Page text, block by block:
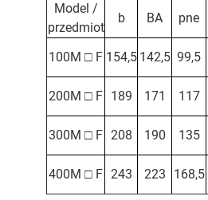
Model /
przedmiot
b BA pne
100M □ F 154,5 142,5 99,5
200M □ F 189 171 117
300M □ F 208 190 135
400M □ F 243 223 168,5